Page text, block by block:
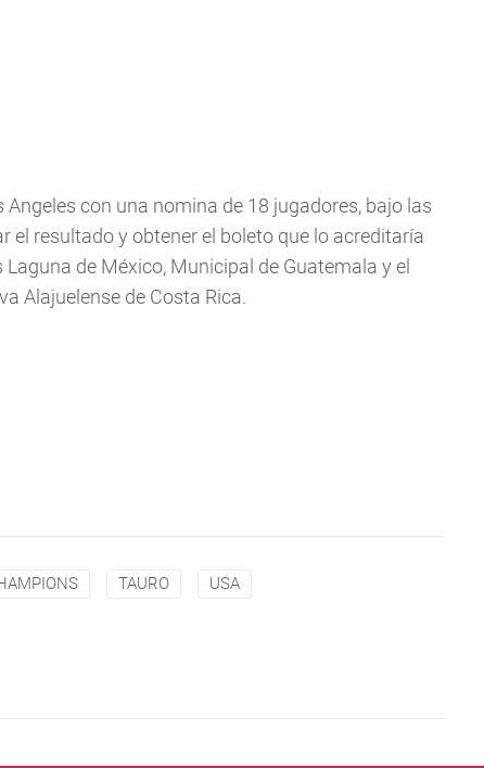
con una nomina de 18 jugadores, bajo las
el resultado y obtener el boleto que lo acreditaría
de México, Municipal de Guatemala y el
Alajuelense de Costa Rica.
TAURO USA